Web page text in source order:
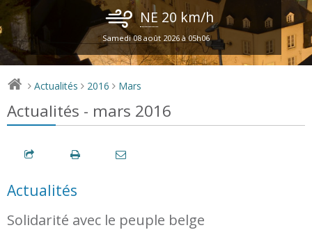
NE 20 km/h
Samedi 08 août 2026 à 05h06
> Actualités > 2016 > Mars
Actualités - mars 2016
Actualités
Solidarité avec le peuple belge